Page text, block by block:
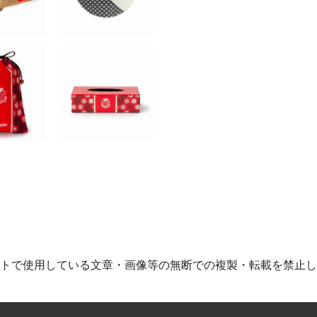
で使用している文章・画像等の無断での複製・転載を禁止